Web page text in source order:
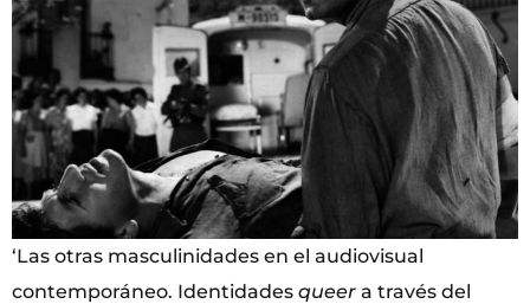
‘Las otras masculinidades en el audiovisual
contemporáneo. Identidades queer a través del